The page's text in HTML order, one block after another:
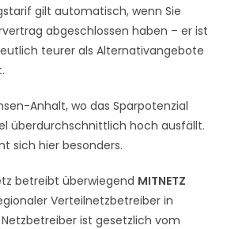
gilt automatisch, wenn Sie
abgeschlossen haben – er ist
teurer als Alternativangebote
Anhalt, wo das Sparpotenzial
überdurchschnittlich hoch ausfällt.
sich hier besonders.
betreibt überwiegend MITNETZ
Verteilnetzbetreiber in
ist gesetzlich vom